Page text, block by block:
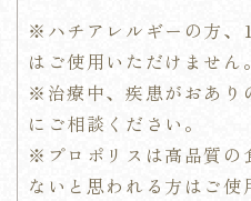
※ ハチアレルギーの方
はご使用いただけません。
※治療中、疾患がおあり
にご相談ください。
※ プロポリスは高品質
ないと思われる方はご使